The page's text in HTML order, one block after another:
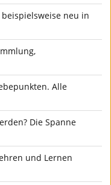
neu in
Alle
Die Spanne
und Lernen